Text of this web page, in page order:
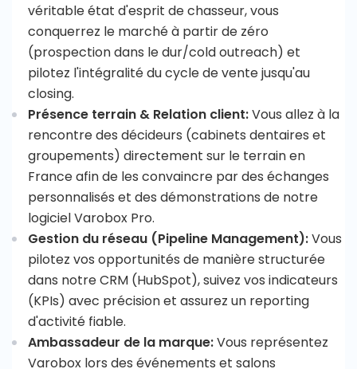
véritable état d'esprit de chasseur, vous
conquerrez le marché à partir de zéro
(prospection dans le dur/cold outreach) et
pilotez l'intégralité du cycle de vente jusqu'au
closing.
Présence terrain & Relation client:Vous allez à la
rencontre des décideurs (cabinets dentaires et
groupements) directement sur le terrain en
France afin de les convaincre par des échanges
personnalisés et des démonstrations de notre
logiciel Varobox Pro.
Gestion du réseau (Pipeline Management):Vous
pilotez vos opportunités de manière structurée
dans notre CRM (HubSpot), suivez vos indicateurs
(KPIs) avec précision et assurez un reporting
d'activité fiable.
Ambassadeur de la marque:Vous représentez
Varobox lors des événements et salons